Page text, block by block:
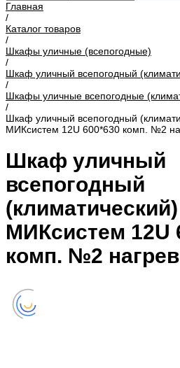
Главная
/
Каталог товаров
/
Шкафы уличные (всепогодные)
/
Шкаф уличный всепогодный
/
Шкафы уличные всепогодные
/
Шкаф уличный всепогодный
МИКсистем 12U 600*630 комп. №2
Шкаф уличный
всепогодный
МИКсистем 12U
комп. №2 нагрев